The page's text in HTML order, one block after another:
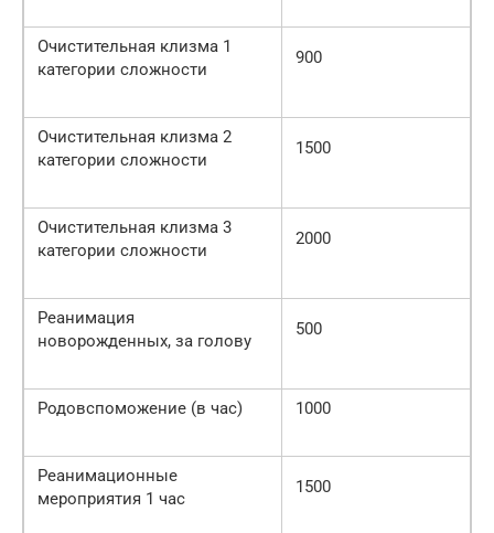
Очистительная клизма 1
категории сложности
900
Очистительная клизма 2
категории сложности
1500
Очистительная клизма 3
категории сложности
2000
Реанимация
новорожденных, за голову
500
Родовспоможение (в час) 1000
Реанимационные
мероприятия 1 час
1500